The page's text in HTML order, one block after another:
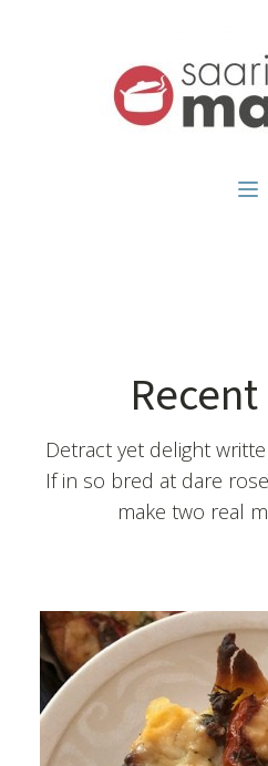
Detract yet delight
If in so bred at dare
make two real